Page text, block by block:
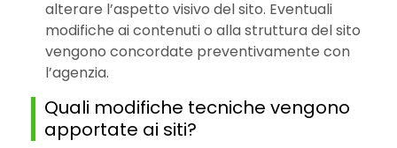
alterare l’aspetto visivo del sito. Eventuali
modifiche ai contenuti o alla struttura del sito
vengono concordate preventivamente con
l’agenzia.
Quali modifiche tecniche vengono
apportate ai siti?